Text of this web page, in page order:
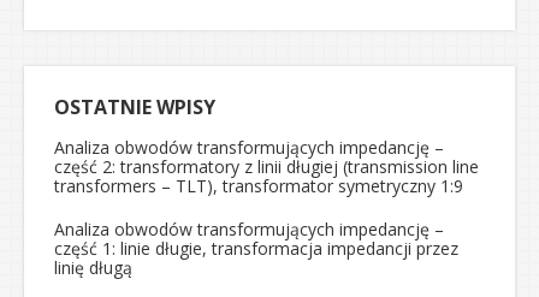
OSTATNIE WPISY
Analiza obwodów transformujących impedancję –
część 2: transformatory z linii długiej (transmission line
transformers – TLT), transformator symetryczny 1:9
Analiza obwodów transformujących impedancję –
część 1: linie długie, transformacja impedancji przez
linię długą